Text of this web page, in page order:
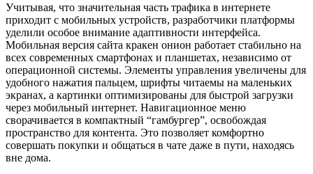
Учитывая, что значительная часть трафика в интернете
приходит с мобильных устройств, разработчики платформы
уделили особое внимание адаптивности интерфейса.
Мобильная версия сайта кракен онион работает стабильно на
всех современных смартфонах и планшетах, независимо от
операционной системы. Элементы управления увеличены для
удобного нажатия пальцем, шрифты читаемы на маленьких
экранах, а картинки оптимизированы для быстрой загрузки
через мобильный интернет. Навигационное меню
сворачивается в компактный “гамбургер”, освобождая
пространство для контента. Это позволяет комфортно
совершать покупки и общаться в чате даже в пути, находясь
вне дома.